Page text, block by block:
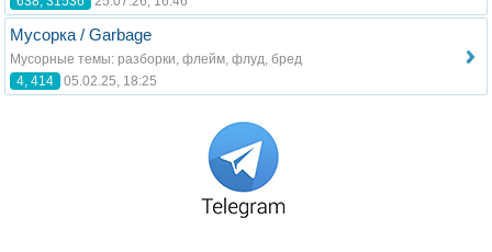
Мусорка / Garbage
Мусорные темы: разборки, флейм, флуд, бред
4, 414
05.02.25, 18:25